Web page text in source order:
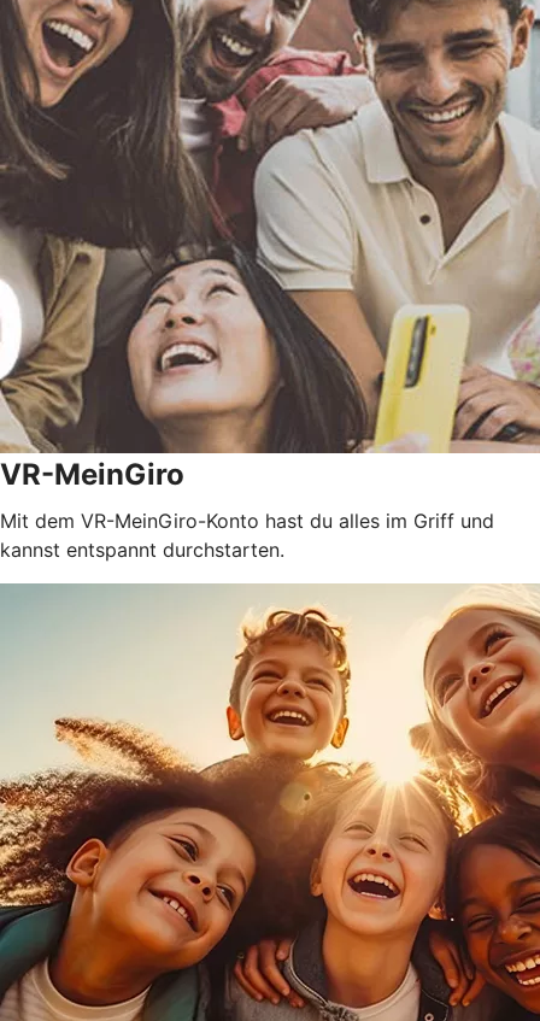
VR-MeinGiro
Mit dem VR-MeinGiro-Konto hast du alles im Griff und
kannst entspannt durchstarten.